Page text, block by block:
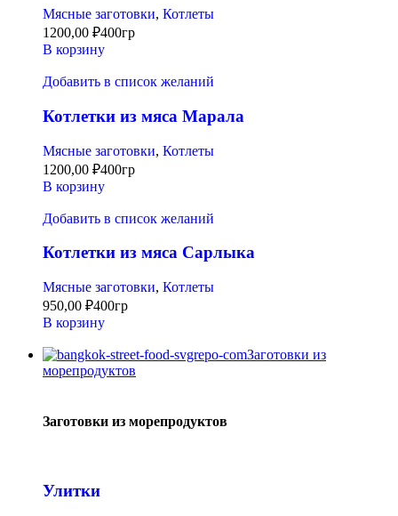
Мясные заготовки, Котлеты
1200,00 ₽400гр
В корзину
Добавить в список желаний
Котлетки из мяса Марала
Мясные заготовки, Котлеты
1200,00 ₽400гр
В корзину
Добавить в список желаний
Котлетки из мяса Сарлыка
Мясные заготовки, Котлеты
950,00 ₽400гр
В корзину
Заготовки из
морепродуктов
Заготовки из морепродуктов
Улитки